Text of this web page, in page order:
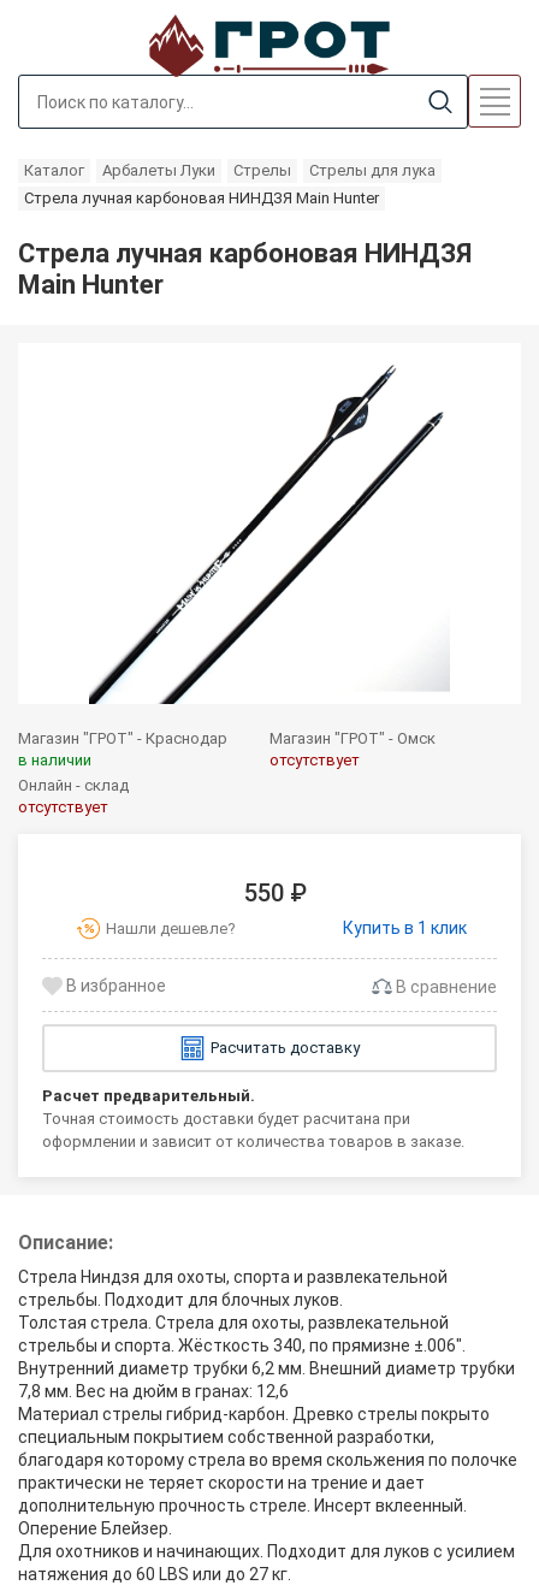
Каталог Арбалеты Луки Стрелы
Стрелы для лука
Стрела лучная карбоновая НИНДЗЯ Main Hunter
Стрела лучная карбоновая НИНДЗЯ
Main Hunter
Магазин "ГРОТ" - Краснодар
в наличии
Магазин "ГРОТ" - Омск
отсутствует
Онлайн - склад
отсутствует
550 ₽
Нашли дешевле? Купить в 1 клик
В сравнение
Расчитать доставку
Расчет предварительный.
Точная стоимость доставки будет расчитана при
оформлении и зависит от количества товаров в заказе.
Описание:
Стрела Ниндзя для охоты, спорта и развлекательной
стрельбы. Подходит для блочных луков.
Толстая стрела. Стрела для охоты, развлекательной
стрельбы и спорта. Жёсткость 340, по прямизне ±.006".
Внутренний диаметр трубки 6,2 мм. Внешний диаметр трубки
7,8 мм. Вес на дюйм в гранах: 12,6
Материал стрелы гибрид-карбон. Древко стрелы покрыто
специальным покрытием собственной разработки,
благодаря которому стрела во время скольжения по полочке
практически не теряет скорости на трение и дает
дополнительную прочность стреле. Инсерт вклеенный.
Оперение Блейзер.
Для охотников и начинающих. Подходит для луков с усилием
натяжения до 60 LBS или до 27 кг.